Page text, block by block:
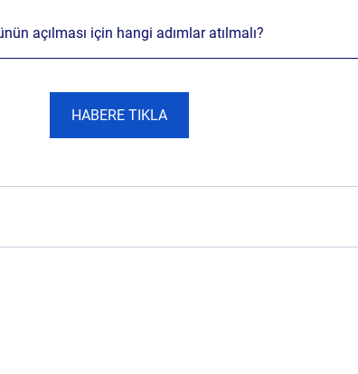
açılması için hangi adımlar atılmalı?
HABERE TIKLA